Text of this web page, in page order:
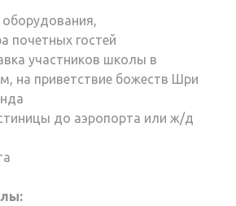
почетных гостей
участников школы в
на приветствие божеств Шри
до аэропорта или ж/д